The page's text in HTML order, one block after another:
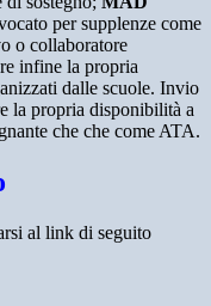
per supplenze come
o collaboratore
infine la propria
dalle scuole. Invio
la propria disponibilità a
che che come ATA.
al link di seguito